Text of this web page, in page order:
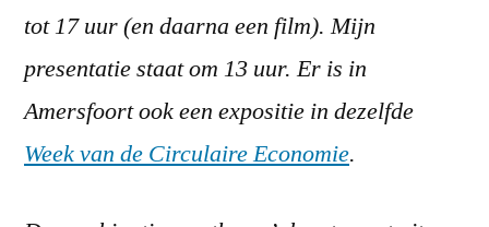
tot 17 uur (en daarna een film). Mijn
presentatie staat om 13 uur. Er is in
Amersfoort ook een expositie in dezelfde
Week van de Circulaire Economie.